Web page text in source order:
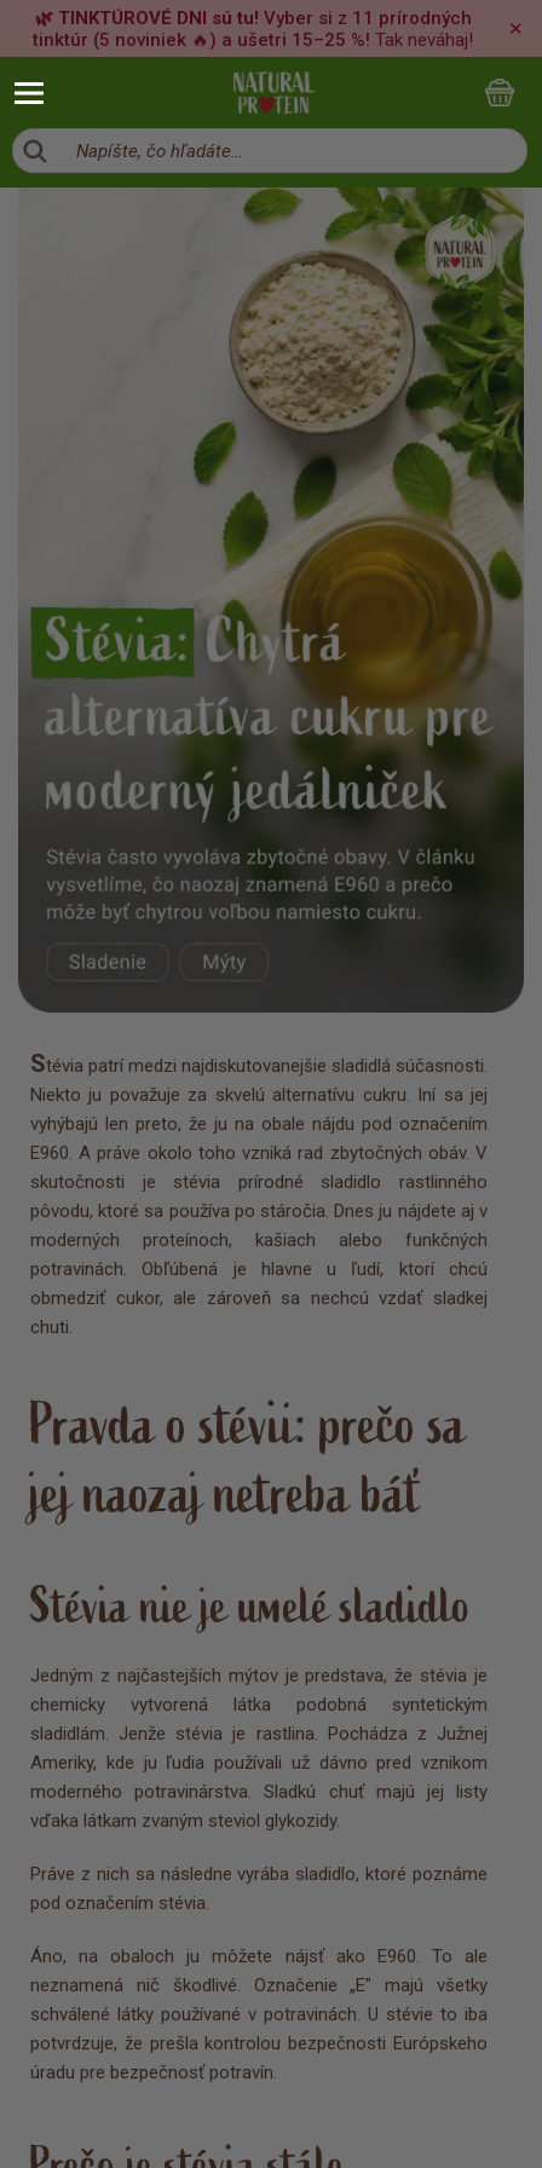
🌿 TINKTÚROVÉ DNI sú tu! Vyber si z 11 prírodných
tinktúr (5 noviniek 🔥) a ušetri 15–25 %! Tak neváhaj!
✕
Napíšte, čo hľadáte…
Stévia patrí medzi najdiskutovanejšie sladidlá súčasnosti.
Niekto ju považuje za skvelú alternatívu cukru. Iní sa jej
vyhýbajú len preto, že ju na obale nájdu pod označením
E960. A práve okolo toho vzniká rad zbytočných obáv. V
skutočnosti je stévia prírodné sladidlo rastlinného
pôvodu, ktoré sa používa po stáročia. Dnes ju nájdete aj v
moderných proteínoch, kašiach alebo funkčných
potravinách. Obľúbená je hlavne u ľudí, ktorí chcú
obmedziť cukor, ale zároveň sa nechcú vzdať sladkej
chuti.
Pravda o stévii: prečo sa
jej naozaj netreba báť
Stévia nie je umelé sladidlo
Jedným z najčastejších mýtov je predstava, že stévia je
chemicky vytvorená látka podobná syntetickým
sladidlám. Jenže stévia je rastlina. Pochádza z Južnej
Ameriky, kde ju ľudia používali už dávno pred vznikom
moderného potravinárstva. Sladkú chuť majú jej listy
vďaka látkam zvaným steviol glykozidy.
Práve z nich sa následne vyrába sladidlo, ktoré poznáme
pod označením stévia.
Áno, na obaloch ju môžete nájsť ako E960. To ale
neznamená nič škodlivé. Označenie „E" majú všetky
schválené látky používané v potravinách. U stévie to iba
potvrdzuje, že prešla kontrolou bezpečnosti Európskeho
úradu pre bezpečnosť potravín.